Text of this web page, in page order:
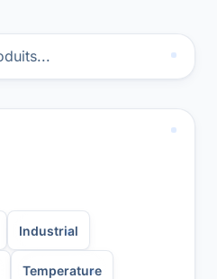
Industrial
Temperature